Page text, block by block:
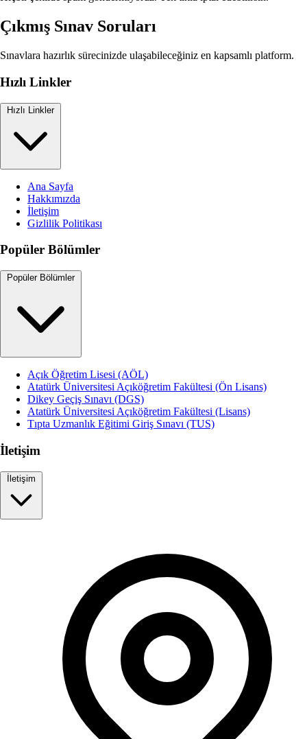
Çıkmış Sınav Soruları
Sınavlara hazırlık sürecinizde ulaşabileceğiniz en kapsamlı platform.
Hızlı Linkler
Hızlı Linkler
Ana Sayfa
Hakkımızda
İletişim
Gizlilik Politikası
Popüler Bölümler
Popüler Bölümler
Açık Öğretim Lisesi (AÖL)
Atatürk Üniversitesi Açıköğretim Fakültesi (Ön Lisans)
Dikey Geçiş Sınavı (DGS)
Atatürk Üniversitesi Açıköğretim Fakültesi (Lisans)
Tıpta Uzmanlık Eğitimi Giriş Sınavı (TUS)
İletişim
İletişim